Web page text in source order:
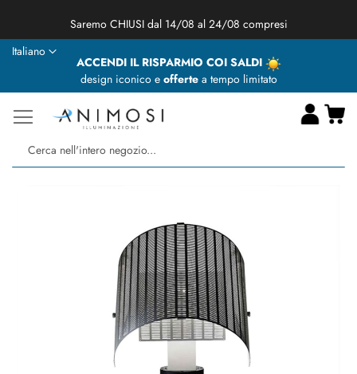
★ Animosi Illuminazione vi augura delle BUONE VACANZE ★
ACCENDI IL RISPARMIO COI SALDI
design iconico e offertea tempo limitato
Lingua
Italiano